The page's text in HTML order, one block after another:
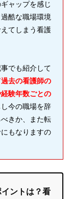
ャップを感じ
酷な職場環境
てしまう看護
でも紹介して
過去の看護師の
験年数ごとの
今の職場を辞
きか、また転
もなりますの
ントは？看